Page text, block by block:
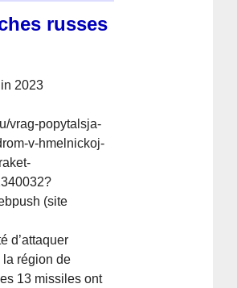
russes
2023
vrag-popytalsja-
v-hmelnickoj-
(site
d’attaquer
la région de
13 missiles ont